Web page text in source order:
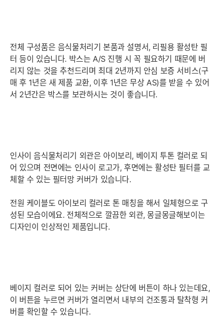
전체 구성품은 음식물처리기 본품과 설명서, 리필용 활성탄 필
터 등이 있습니다. 박스는 A/S 진행 시 꼭 필요하기 때문에 버
리지 않는 것을 추천드리며 최대 2년까지 안심 보증 서비스(구
매 후 1년은 새 제품 교환, 이후 1년은 무상 AS)를 받을 수 있어
서 2년간은 박스를 보관하시는 것이 좋습니다.
인사이 음식물처리기 외관은 아이보리, 베이지 투톤 컬러로 되
어 있으며 전면에는 인사이 로고가, 후면에는 활성탄 필터를 교
체할 수 있는 필터망 커버가 있습니다.
전원 케이블도 아이보리 컬러로 톤 매칭을 해서 일체형으로 구
성된 모습이에요. 전체적으로 깔끔한 외관, 몽글몽글해보이는
디자인이 인상적인 제품입니다.
베이지 컬러로 되어 있는 커버는 상단에 버튼이 하나 있는데요,
이 버튼을 누르면 커버가 열리면서 내부의 건조통과 탈착형 커
버를 확인할 수 있습니다.